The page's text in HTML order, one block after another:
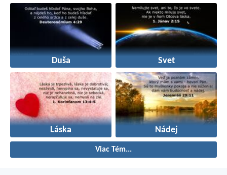
Duša Svet
Láska Nádej
Viac Tém...